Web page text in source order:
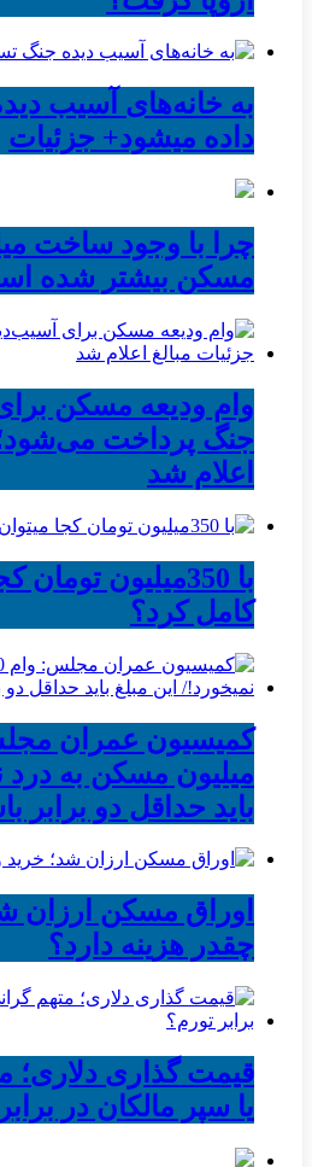
به خانه‌های آسیب
داده میشود+ جزئیات
چرا با وجود ساخت
مسکن بیشتر شده
وام ودیعه مسکن
جنگ پرداخت می‌شود؛
اعلام شد
با 350میلیون
کامل کرد؟
میلیون مسکن به درد
باید حداقل دو برابر
اوراق مسکن ارزان
چقدر هزینه دارد؟
قیمت گذاری دلاری؛
یا سپر مالکان در